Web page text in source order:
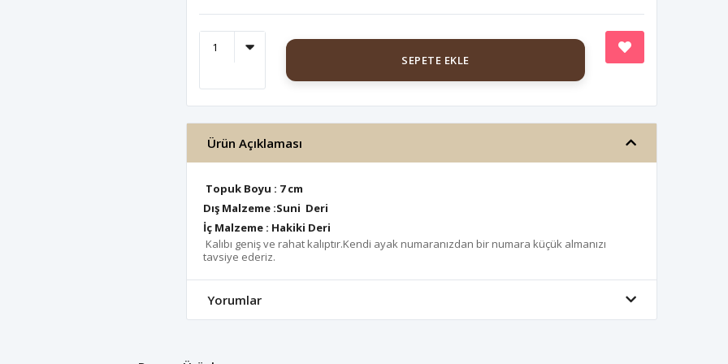
SEPETE EKLE
Ürün Açıklaması
Topuk Boyu : 7 cm
Dış Malzeme :Suni Deri
İç Malzeme : Hakiki Deri
Kalıbı geniş ve rahat kalıptır.Kendi ayak numaranızdan bir numara küçük almanızı
tavsiye ederiz.
Yorumlar